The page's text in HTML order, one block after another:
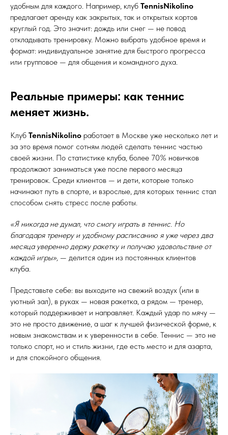
удобным для каждого. Например, клуб TennisNikolino
предлагает аренду как закрытых, так и открытых кортов
круглый год. Это значит: дождь или снег — не повод
откладывать тренировку. Можно выбрать удобное время и
формат: индивидуальное занятие для быстрого прогресса
или групповое — для общения и командного духа.
Реальные примеры: как теннис
меняет жизнь.
Клуб TennisNikolino работает в Москве уже несколько лет и
за это время помог сотням людей сделать теннис частью
своей жизни. По статистике клуба, более 70% новичков
продолжают заниматься уже после первого месяца
тренировок. Среди клиентов — и дети, которые только
начинают путь в спорте, и взрослые, для которых теннис стал
способом снять стресс после работы.
«Я никогда не думал, что смогу играть в теннис. Но
благодаря тренеру и удобному расписанию я уже через два
месяца уверенно держу ракетку и получаю удовольствие от
каждой игры», — делится один из постоянных клиентов
клуба.
Представьте себе: вы выходите на свежий воздух (или в
уютный зал), в руках — новая ракетка, а рядом — тренер,
который поддерживает и направляет. Каждый удар по мячу —
это не просто движение, а шаг к лучшей физической форме, к
новым знакомствам и к уверенности в себе. Теннис — это не
только спорт, но и стиль жизни, где есть место и для азарта,
и для спокойного общения.